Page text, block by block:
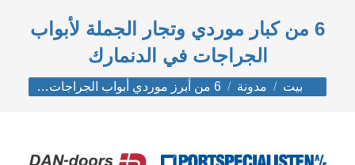
6 من كبار موردي وتجار الجملة لأبواب
الجراجات في الدنمارك
أنت هنا:
بيت مدونة 6 من أبرز موردي أبواب الجراجات…